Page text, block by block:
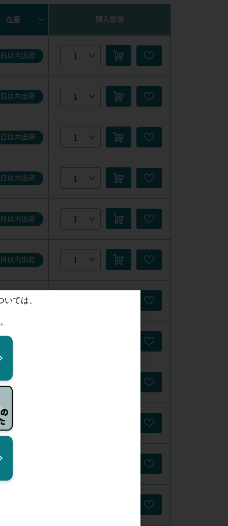
在庫 購入数量
以内出荷
以内出荷
以内出荷
以内出荷
以内出荷
以内出荷
以内出荷
以内出荷
以内出荷
以内出荷